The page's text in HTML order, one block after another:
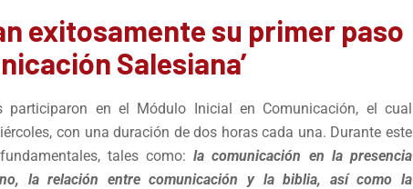
exitosamente su primer paso
Salesiana’
participaron en el Módulo Inicial en Comunicación, el cual
con una duración de dos horas cada una. Durante este
tales como: la comunicación en la presencia
la relación entre comunicación y la biblia, así como la